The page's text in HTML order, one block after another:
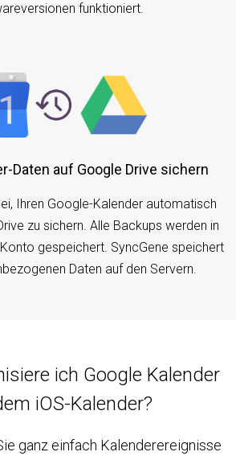
funktioniert.
Daten auf Google Drive sichern
Ihren Google-Kalender automatisch
zu sichern. Alle Backups werden in
gespeichert. SyncGene speichert
Daten auf den Servern.
ich Google Kalender
iOS-Kalender?
ganz einfach Kalenderereignisse